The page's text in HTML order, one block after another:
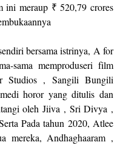
ini meraup ₹ 520,79 crores
bersama istrinya, A for
sama memproduseri film
Studios , Sangili Bungili
horor yang ditulis dan
oleh Jiiva , Sri Divya ,
Pada tahun 2020, Atlee
mereka, Andhaghaaram ,